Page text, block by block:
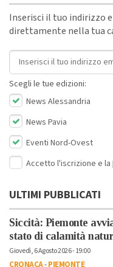
Inserisci il tuo indirizzo
direttamente nella tua
Indirizzo email
Scegli le tue edizioni:
News Alessandria
News Pavia
Eventi Nord-Ovest
Accetto l'iscrizione e la
ULTIMI PUBBLICATI
Siccità: Piemonte
stato di calamità
Giovedì, 6 Agosto 2026 - 19:00
CRONACA-PIEMONTE